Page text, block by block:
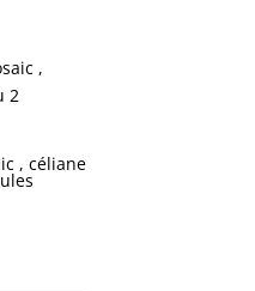
, céliane